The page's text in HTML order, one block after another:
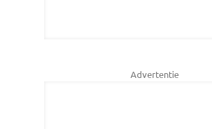
Advertentie